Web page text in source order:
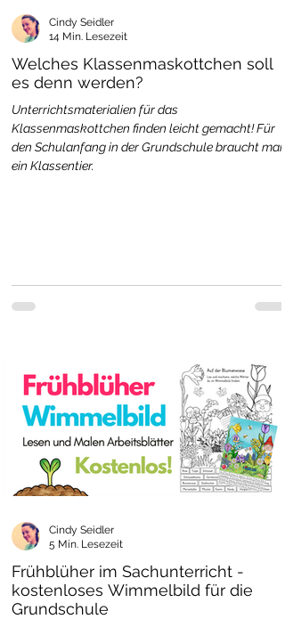
Welches Klassenmaskottchen soll
es denn werden?
Unterrichtsmaterialien für das
Klassenmaskottchen finden leicht gemacht! Für
den Schulanfang in der Grundschule braucht man
ein Klassentier.
Cindy Seidler
14 Min. Lesezeit
Frühblüher im Sachunterricht -
kostenloses Wimmelbild für die
Grundschule
Cindy Seidler
5 Min. Lesezeit